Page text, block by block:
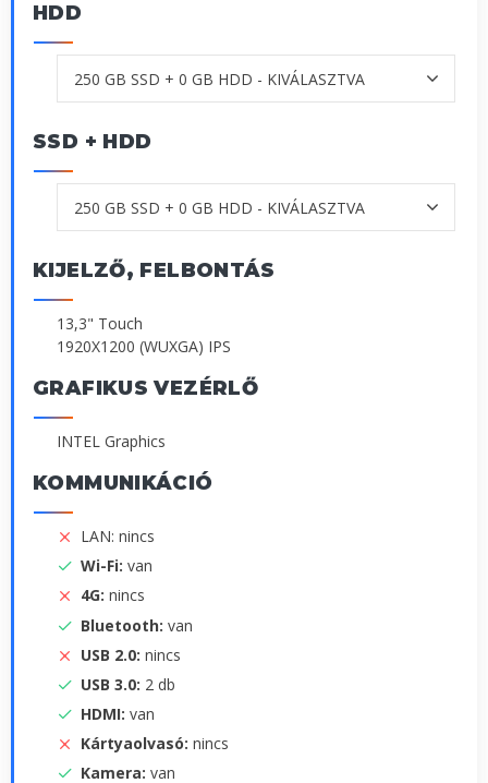
HDD
SSD + HDD
KIJELZŐ, FELBONTÁS
13,3" Touch
1920X1200 (WUXGA) IPS
GRAFIKUS VEZÉRLŐ
INTEL Graphics
KOMMUNIKÁCIÓ
LAN: nincs
Wi-Fi: van
4G: nincs
Bluetooth: van
USB 2.0: nincs
USB 3.0: 2 db
HDMI: van
Kártyaolvasó: nincs
Kamera: van